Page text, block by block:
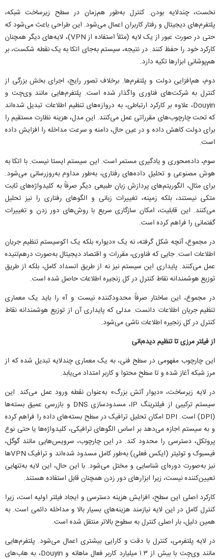
نخست، چندلایه بودن. کنترل به‌طور هم‌زمان در سطح زیرساخت شبکه،
پلتفرم‌های دیجیتال و رفتار کاربران اعمال می‌شود. این طراحی باعث می‌شود که
حتی در صورت عبور از یک لایه (مثلاً استفاده از VPN)، لایه‌های دیگر همچنان
کارکرد خود را حفظ کنند. در نتیجه، سیستم به‌جای اتکا به یک نقطه شکست، بر
هم‌پوشانی ابزار‌ها تکیه دارد.
دوم، هم‌افزایی دولت و پلتفرم‌ها. برخلاف تصور رایج، اجرای بخش بزرگی از
کنترل به شرکت‌های فناوری واگذار شده است. پلتفرم‌هایی مانند وی‌چت و
Douyin، علاوه بر کارکرد ارتباطی، به دروازه‌های تنظیم اطلاعات تبدیل شده‌اند
که تحت چارچوب‌های مقرراتی عمل می‌کنند. این مدل، هزینه نظارت مستقیم را
برای دولت کاهش داده و در عین حال، دامنه و سرعت مداخله را افزایش داده
است.
سوم، داده‌محوری و یادگیری مستمر است. این سیستم ایستا نیست. با اتکا به
هوش مصنوعی و تحلیل داده‌های رفتاری، به‌طور مداوم به‌روزرسانی می‌شود.
برای مثال، الگوریتم‌های پردازش زبان طبیعی دیگر صرفاً به کلیدواژه‌های ثابت
متکی نیستند، بلکه زمینه، تغییرات زبانی و الگو‌های رفتاری را نیز تحلیل
می‌کنند. این قابلیت، امکان سازگاری سریع با روش‌های دور زدن و تغییرات
گفتمانی را فراهم کرده است.
در مجموع، آنچه شکل گرفته، نه یک «دیوار» بلکه یک اکوسیستم تنظیم جریان
اطلاعات است. جایی که فناوری، مقررات و اقتصاد دیجیتال به‌صورت درهم‌تنیده
عمل می‌کنند. پایداری این سیستم نیز نه از طریق انسداد کامل، بلکه از طریق
توزیع هوشمندانه نقاط کنترل در کل زنجیره اطلاعات حاصل شده است.
در مجموع، این ساختار صرفاً محدودکننده نیست و آ» را باید یک معماری
تنظیم جریان اطلاعات دانست. مدلی که پایداری آن از توزیع هوشمندانه نقاط
کنترل در کل زنجیره اطلاعات ناشی می‌شود.
از فیلتر مرزی تا تنظیم دیده‌بانی
این چارچوب مفهومی در سطح فنی، به یک معماری چندلایه تبدیل شده که از
مرز شبکه آغاز شده و تا سطح محتوا و کاربر امتداد می‌یابد.
در لایه زیرساخت، «دیوار آتش بزرگ» به‌عنوان نقطه ورود عمل می‌کند. این
سیستم ترکیبی از فیلترینگ IP، مسدودسازی DNS و بازرسی عمیق بسته‌ها
(DPI) است. DPI امکان تحلیل ترافیک در سطح بسته‌های داده را فراهم کرده
و به سیستم اجازه می‌دهد بر اساس الگو‌های ترافیکی، کلیدواژه‌ها یا حتی نوع
پروتکل، دسترسی را محدود کند. در این چارچوب، سرویس‌هایی مانند گوگل،
فیسبوک و توئیتر (ایکس فعلی) به‌طور کامل مسدود شده‌اند و ترافیک VPN‌ها
نیز به‌صورت دوره‌ای شناسایی و مختل می‌شود. با این حال، این لایه به‌تنهایی
تعیین‌کننده نیست، زیرا ابزار‌های دور زدن همچنان قابل استفاده هستند.
کارکرد اصلی این سطح، افزایش هزینه دسترسی و ایجاد فیلتر اولیه است، زیرا
کنترل کامل در این لایه نیازمند هزینه‌های بسیار بالا و مداخله دائمی است. به
همین دلیل، بار اصلی کنترل به سطوح بالاتر منتقل شده است.
در لایه پلتفرمی، کنترل با دقت و کارایی بیشتری اعمال می‌شود. پلتفرم‌هایی
مانند وی‌چت با بیش از ۱.۳ میلیارد کاربر فعال ماهانه و Douyin، به هاب‌های